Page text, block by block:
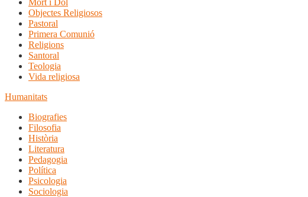
Mort i Dol
Objectes Religiosos
Pastoral
Primera Comunió
Religions
Santoral
Teologia
Vida religiosa
Humanitats
Biografies
Filosofia
Història
Literatura
Pedagogia
Política
Psicologia
Sociologia